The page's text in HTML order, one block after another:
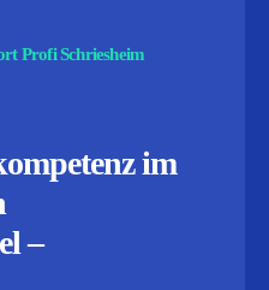
Profi Schriesheim
im
–